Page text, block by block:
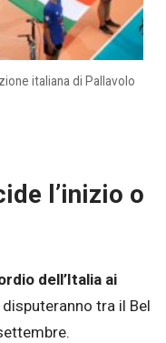
italiana di Pallavolo
l’inizio o
dell’Italia ai
tra il Bel